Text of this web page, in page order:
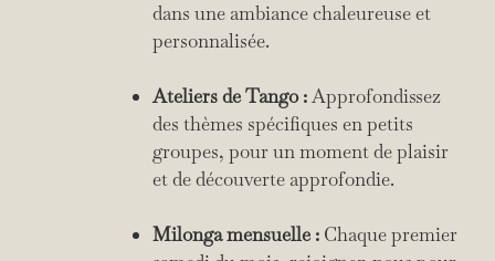
dans une ambiance chaleureuse et
personnalisée.
Ateliers de Tango :Approfondissez
des thèmes spécifiques en petits
groupes, pour un moment de plaisir
et de découverte approfondie.
Milonga mensuelle :Chaque premier